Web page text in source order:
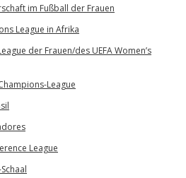
im Fußball der Frauen
League in Afrika
der Frauen/des UEFA Women’s
League
League